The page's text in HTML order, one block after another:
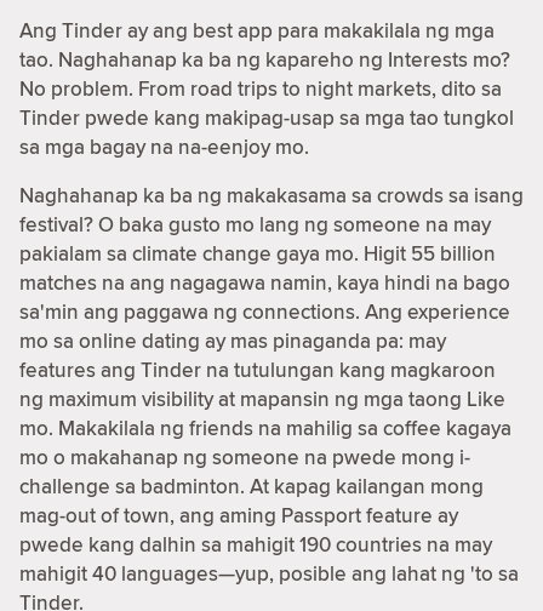
Ang Tinder ay ang best app para makakilala ng mga
tao. Naghahanap ka ba ng kapareho ng Interests mo?
No problem. From road trips to night markets, dito sa
Tinder pwede kang makipag-usap sa mga tao tungkol
sa mga bagay na na-eenjoy mo.
Naghahanap ka ba ng makakasama sa crowds sa isang
festival? O baka gusto mo lang ng someone na may
pakialam sa climate change gaya mo. Higit 55 billion
matches na ang nagagawa namin, kaya hindi na bago
sa'min ang paggawa ng connections. Ang experience
mo sa online dating ay mas pinaganda pa: may
features ang Tinder na tutulungan kang magkaroon
ng maximum visibility at mapansin ng mga taong Like
mo. Makakilala ng friends na mahilig sa coffee kagaya
mo o makahanap ng someone na pwede mong i-
challenge sa badminton. At kapag kailangan mong
mag-out of town, ang aming Passport feature ay
pwede kang dalhin sa mahigit 190 countries na may
mahigit 40 languages—yup, posible ang lahat ng 'to sa
Tinder.